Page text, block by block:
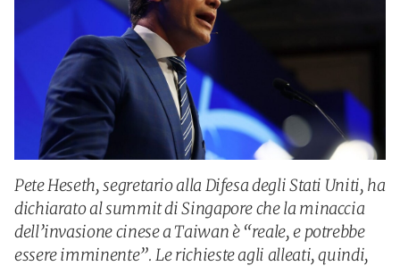
Pete Heseth, segretario alla Difesa degli Stati Uniti, ha
dichiarato al summit di Singapore che la minaccia
dell’invasione cinese a Taiwan è “reale, e potrebbe
essere imminente”. Le richieste agli alleati, quindi,